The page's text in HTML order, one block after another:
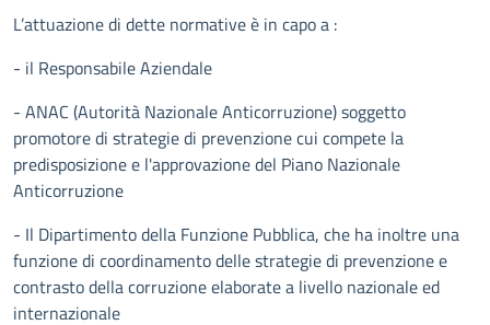
L’attuazione di dette normative è in capo a :
- il Responsabile Aziendale
- ANAC (Autorità Nazionale Anticorruzione) soggetto
promotore di strategie di prevenzione cui compete la
predisposizione e l'approvazione del Piano Nazionale
Anticorruzione
- Il Dipartimento della Funzione Pubblica, che ha inoltre una
funzione di coordinamento delle strategie di prevenzione e
contrasto della corruzione elaborate a livello nazionale ed
internazionale